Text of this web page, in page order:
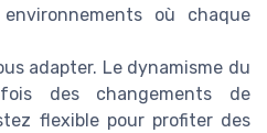
où chaque
adapter. Le dynamisme du
des changements de
flexible pour profiter des